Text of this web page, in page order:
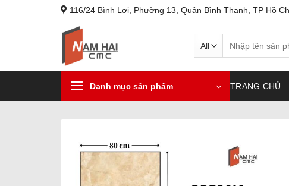
116/24 Bình Lợi, Phường 13, Quận Bình Thạnh, TP Hồ
Search
for:
Danh mục sản phẩm TRANG CHỦ